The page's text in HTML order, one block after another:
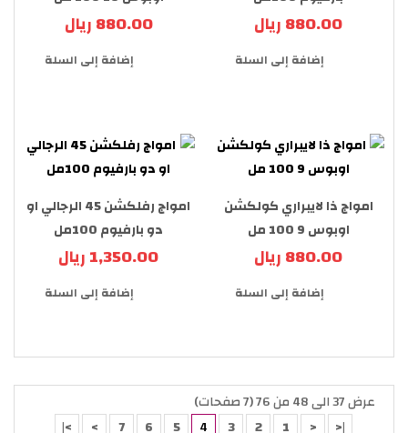
880.00 ريال
إضافة إلى السلة
880.00 ريال
إضافة إلى السلة
امواج ذا لايبراري كولكشن
اوبوس 9 100 مل
880.00 ريال
إضافة إلى السلة
امواج رفلكشن 45 الرجالي او
دو بارفيوم 100مل
1,350.00 ريال
إضافة إلى السلة
عرض 37 الى 48 من 76 (7 صفحات)
|<
<
1
2
3
4
5
6
7
>
>|